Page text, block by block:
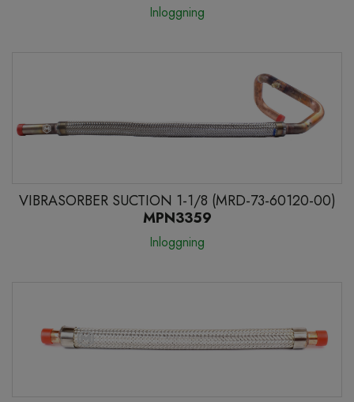
Inloggning
VIBRASORBER SUCTION 1-1/8 (MRD-73-60120-00)
MPN3359
Inloggning